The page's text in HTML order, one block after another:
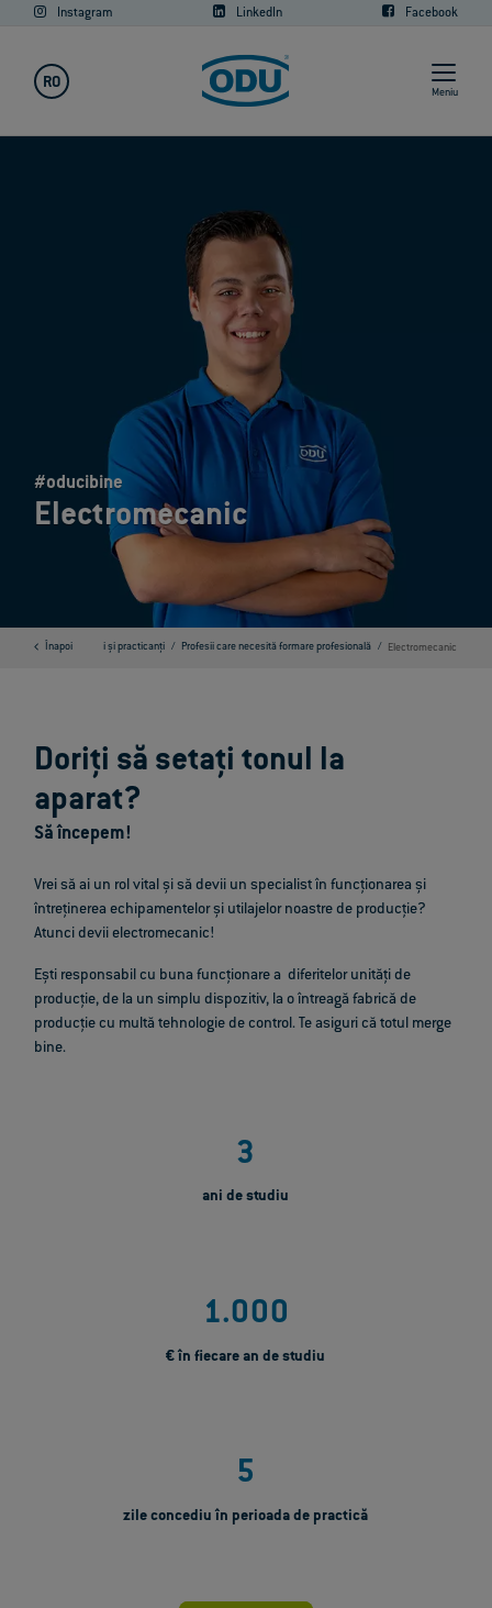
Instagram LinkedIn Facebook
RO
Meniu
Electromecanic
#oducibine
Înapoi
conectori ODU Elevi și practicanți Profesii care necesită formare profesională Electromecanic
Doriți să setați tonul la
aparat?
Să începem!
Vrei să ai un rol vital și să devii un specialist în funcționarea și
întreținerea echipamentelor și utilajelor noastre de producție?
Atunci devii electromecanic!
Ești responsabil cu buna funcționare a diferitelor unități de
producție, de la un simplu dispozitiv, la o întreagă fabrică de
producție cu multă tehnologie de control. Te asiguri că totul merge
bine.
3
ani de studiu
1.000
€ în fiecare an de studiu
5
zile concediu în perioada de practică